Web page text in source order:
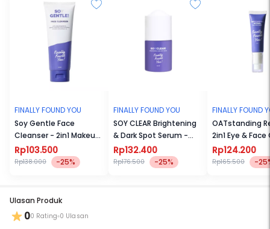
Selain kulit kusam dan berjerawat, permasalahan kulit seperti skin-
barrier rusak dan kulit kering menjadi salah satu masalah kulit
yang banyak ditemukan di Indonesia oleh sebab itu, product yang
tepat adalah Triple Vitamin B-Arrier + Peach + Snail Mucin Intensive
Soothing Essence Toner.
FINALLY FOUND YOU
Soy Gentle Face
Cleanser - 2in1 Makeup
Remover dan Sabun
Cuci Muka pH-Balanced
Untuk Semua Jenis Kulit
Rp103.500
Rp138.000 -25%
FINALLY FOUND YOU
SOY CLEAR Brightening
& Dark Spot Serum -
Serum Mencerahkan
dan Noda Hitam Untuk
Semua Jenis Kulit 20ml
Rp132.400
Rp176.500 -25%
FINALLY FOUND
OATstanding
2in1 Eye &
Krim untuk
dan Kerutan
Rp124.200
Rp165.500 -
Ulasan Produk
00 Rating 0 Ulasan